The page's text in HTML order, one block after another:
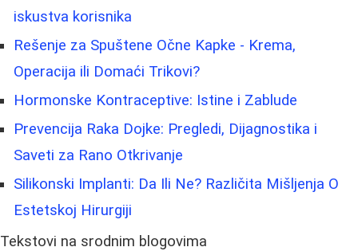
iskustva korisnika
Rešenje za Spuštene Očne Kapke - Krema,
Operacija ili Domaći Trikovi?
Hormonske Kontraceptive: Istine i Zablude
Prevencija Raka Dojke: Pregledi, Dijagnostika i
Saveti za Rano Otkrivanje
Silikonski Implanti: Da Ili Ne? Različita Mišljenja O
Estetskoj Hirurgiji
Tekstovi na srodnim blogovima